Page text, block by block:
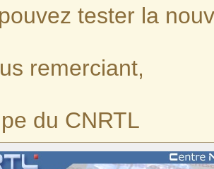
tester la
remerciant,
du CNRTL